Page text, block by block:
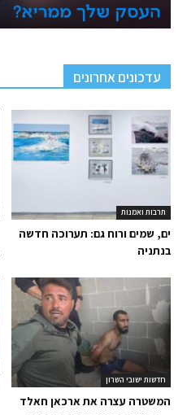
עדכונים אחרונים
תרבות ואמנות
ים, שמים ורוח גם: תערוכה חדשה
בנתניה
חדשות ישובי השרון
המשטרה עצרה את ארכאן חאלד